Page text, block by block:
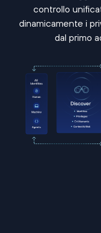
controllo
dinamicamente i
dal primo